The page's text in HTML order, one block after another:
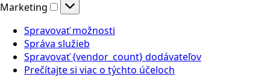
Marketing
Marketing
Spravovať možnosti
Správa služieb
Spravovať {vendor_count} dodávateľov
Prečítajte si viac o týchto účeloch